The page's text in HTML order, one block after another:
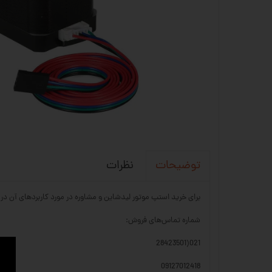
توضیحات نظرات
برای خرید استپ موتور لیدشاین و مشاوره در مورد کاربردهای آن در ساید،
شماره تماس‌های فروش:
021(28423501
09127012418